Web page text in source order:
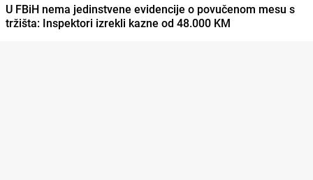
U FBiH nema jedinstvene evidencije o povučenom mesu s
tržišta: Inspektori izrekli kazne od 48.000 KM